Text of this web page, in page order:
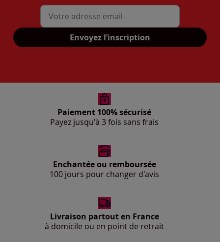
Mon adresse mail
Envoyez l’inscription
Paiement 100% sécurisé
Payez jusqu'à 3 fois sans frais
Enchantée ou remboursée
100 jours pour changer d'avis
Livraison partout en France
à domicile ou en point de retrait